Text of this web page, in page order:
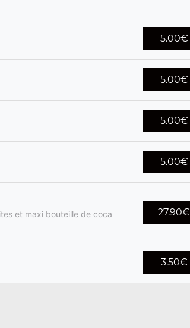
5.00€
5.00€
5.00€
5.00€
et maxi bouteille de coca
27.90€
3.50€